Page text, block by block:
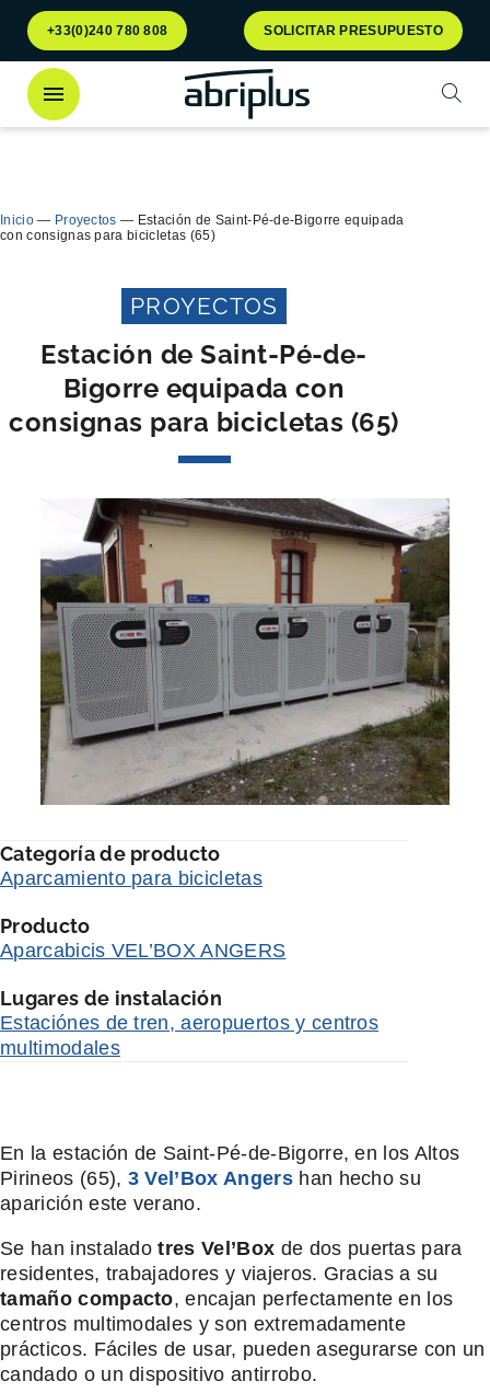
Ir al
menú
Ir al
contenido
+33(0)240 780 808 SOLICITAR PRESUPUESTO
Abrir
Inicio— Proyectos — Estación de Saint-Pé-de-Bigorre equipada
con consignas para bicicletas (65)
PROYECTOS
Estación de Saint-Pé-de-
Bigorre equipada con
consignas para bicicletas (65)
Categoría de producto
Aparcamiento para bicicletas
Producto
Aparcabicis VEL’BOX ANGERS
Lugares de instalación
Estaciónes de tren, aeropuertos y centros
multimodales
En la estación de Saint-Pé-de-Bigorre, en los Altos
Pirineos (65), 3 Vel’Box Angershan hecho su
aparición este verano.
Se han instaladotres Vel’Box de dos puertas para
residentes, trabajadores y viajeros. Gracias a su
tamaño compacto, encajan perfectamente en los
centros multimodales y son extremadamente
prácticos. Fáciles de usar, pueden asegurarse con un
candado o un dispositivo antirrobo.